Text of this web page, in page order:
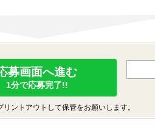
募画面へ進む
1分で応募完了!!
ントアウトして保管をお願いします。